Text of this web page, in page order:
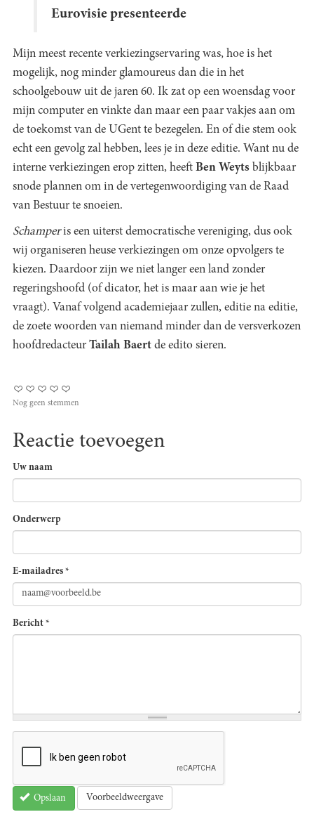
Eurovisie presenteerde
Mijn meest recente verkiezingservaring was, hoe is het
mogelijk, nog minder glamoureus dan die in het
schoolgebouw uit de jaren 60. Ik zat op een woensdag voor
mijn computer en vinkte dan maar een paar vakjes aan om
de toekomst van de UGent te bezegelen. En of die stem ook
echt een gevolg zal hebben, lees je in deze editie. Want nu de
interne verkiezingen erop zitten, heeft Ben Weyts blijkbaar
snode plannen om in de vertegenwoordiging van de Raad
van Bestuur te snoeien.
Schamperis een uiterst democratische vereniging, dus ook
wij organiseren heuse verkiezingen om onze opvolgers te
kiezen. Daardoor zijn we niet langer een land zonder
regeringshoofd (of dicator, het is maar aan wie je het
vraagt). Vanaf volgend academiejaar zullen, editie na editie,
de zoete woorden van niemand minder dan de versverkozen
hoofdredacteur Tailah Baert de edito sieren.
Nog geen stemmen
Reactie toevoegen
Uw naam
Onderwerp
E-mailadres *
Bericht *
Opslaan Voorbeeldweergave